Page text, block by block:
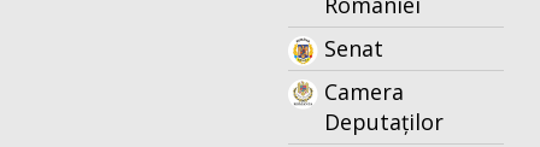
Senat
Camera
Deputaților